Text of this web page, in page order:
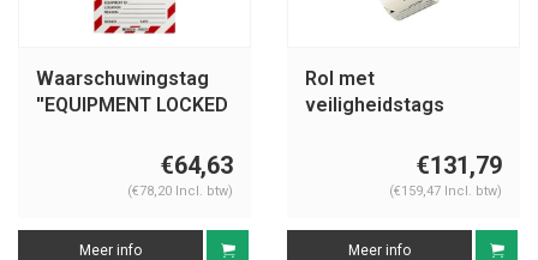
Waarschuwingstag
''EQUIPMENT LOCKED
€64,63
(€78,20 Incl. btw)
Meer info
Rol met
veiligheidstags
€131,79
(€159,47 Incl. btw)
Meer info